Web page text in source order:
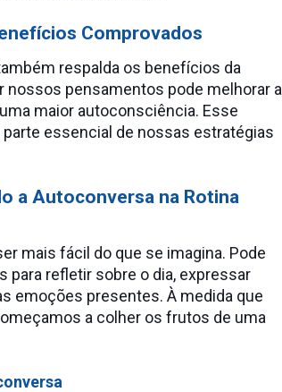
Comprovados
respalda os benefícios da
pensamentos pode melhorar a
maior autoconsciência. Esse
essencial de nossas estratégias
a Autoconversa na Rotina
mais fácil do que se imagina. Pode
refletir sobre o dia, expressar
emoções presentes. À medida que
a colher os frutos de uma